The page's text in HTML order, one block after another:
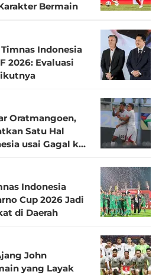
Bermain
Indonesia
2026: Evaluasi
Oratmangoen,
Satu Hal
usai Gagal ke
Indonesia
Cup 2026 Jadi
di Daerah
John
yang Layak